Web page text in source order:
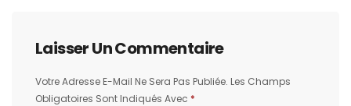
Laisser Un Commentaire
Votre Adresse E-Mail Ne Sera Pas Publiée. Les Champs
Obligatoires Sont Indiqués Avec *